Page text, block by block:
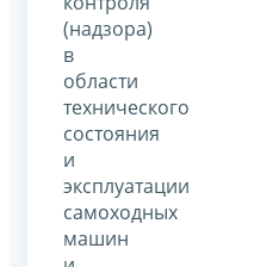
(надзора)
в
области
технического
состояния
и
эксплуатации
самоходных
машин